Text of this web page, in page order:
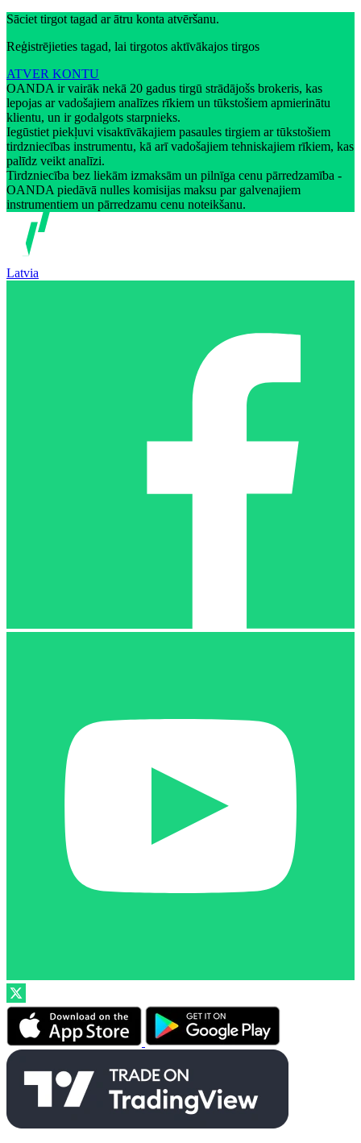
Sāciet tirgot tagad ar ātru konta atvēršanu.
Reģistrējieties tagad, lai tirgotos aktīvākajos tirgos
ATVER KONTU
OANDA ir vairāk nekā 20 gadus tirgū strādājošs brokeris, kas
lepojas ar vadošajiem analīzes rīkiem un tūkstošiem apmierinātu
klientu, un ir godalgots starpnieks.
Iegūstiet piekļuvi visaktīvākajiem pasaules tirgiem ar tūkstošiem
tirdzniecības instrumentu, kā arī vadošajiem tehniskajiem rīkiem, kas
palīdz veikt analīzi.
Tirdzniecība bez liekām izmaksām un pilnīga cenu pārredzamība -
OANDA piedāvā nulles komisijas maksu par galvenajiem
instrumentiem un pārredzamu cenu noteikšanu.
Latvia